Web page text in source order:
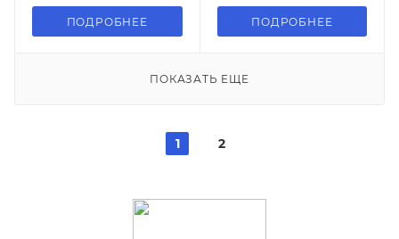
ПОДРОБНЕЕ ПОДРОБНЕЕ
ПОКАЗАТЬ ЕЩЕ
1 2